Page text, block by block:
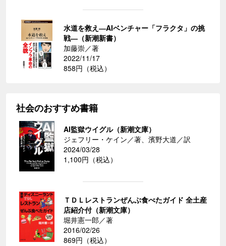
水道を救え―AIベンチャー「フラクタ」の挑
戦―（新潮新書）
加藤崇／著
2022/11/17
858円（税込）
社会のおすすめ書籍
AI監獄ウイグル（新潮文庫）
ジェフリー・ケイン／著、濱野大道／訳
2024/03/28
1,100円（税込）
ＴＤＬレストランぜんぶ食べたガイド 全土産
店紹介付（新潮文庫）
堀井憲一郎／著
2016/02/26
869円（税込）